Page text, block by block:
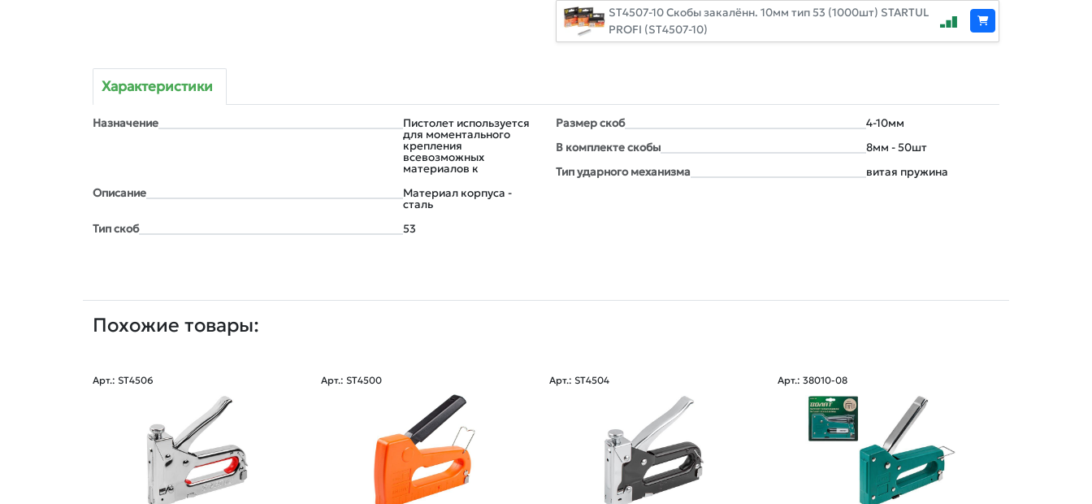
ST4507-10 Скобы закалённ. 10мм тип 53 (1000шт) STARTUL
PROFI (ST4507-10)
Характеристики
Назначение
Пистолет используется
для моментального
крепления
всевозможных
материалов к
Описание
Материал корпуса -
сталь
Тип скоб
53
Размер скоб
4-10мм
В комплекте скобы
8мм - 50шт
Тип ударного механизма
витая пружина
Похожие товары:
Арт.: ST4506 Арт.: ST4500 Арт.: ST4504 Арт.: 38010-08